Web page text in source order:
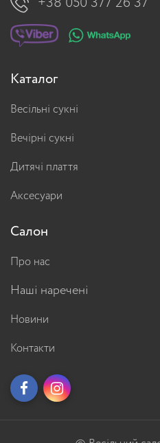
Каталог
Весільні сукні
Вечірні сукні
Дитячі плаття
Аксесуари
Салон
Про нас
Наші наречені
Новини
Контакти